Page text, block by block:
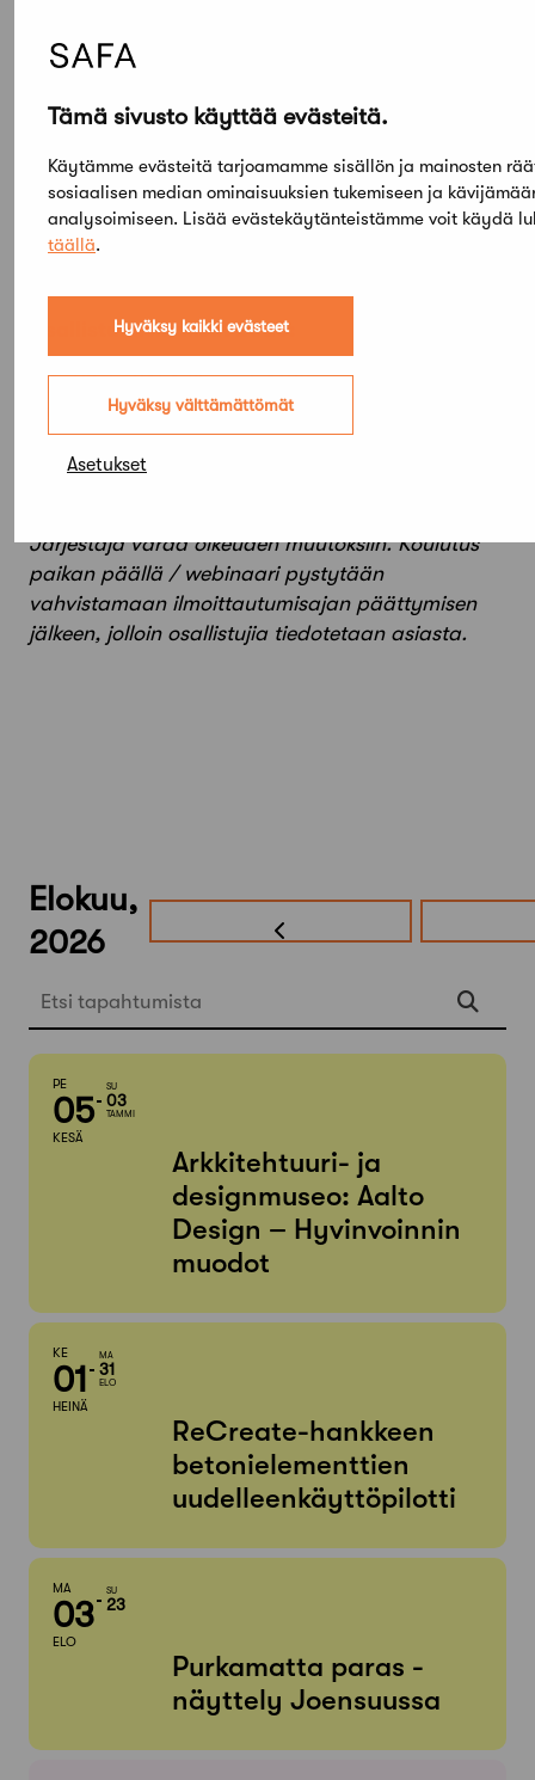
Tämä sivusto käyttää evästeitä.
Käytämme evästeitä tarjoamamme sisällön ja mainosten
sosiaalisen median ominaisuuksien tukemiseen ja
analysoimiseen. Lisää evästekäytänteistämme voit käydä
täällä.
Hyväksy kaikki evästeet
Hyväksy välttämättömät
Asetukset
Kouluttajat:
Matti Kuittinen, Aalto-yliopisto
Järjestäjät:RIL ja SAFA
Lisätiedot koulutuksesta:
Osallistumismaksut 2025:
RIA, RIL ja SAFA jäsenet: 1690 eur + alv
Muut: 1790 eur + alv.
Hinnat sisältävät luennot ja sähköisen
Järjestäjä varaa oikeuden muutoksiin. Koulutus
paikan päällä / webinaari pystytään
vahvistamaan ilmoittautumisajan päättymisen
jälkeen, jolloin osallistujia tiedotetaan asiasta.
Elokuu,
2026
Etsi tapahtumista
PE
05
KESÄ
SU
03
TAMMI
Arkkitehtuuri- ja
designmuseo: Aalto
Design – Hyvinvoinnin
muodot
KE
01
HEINÄ
MA
31
ELO
ReCreate-hankkeen
betonielementtien
uudelleenkäyttöpilotti
MA
03
ELO
SU
23
Purkamatta paras -
näyttely Joensuussa